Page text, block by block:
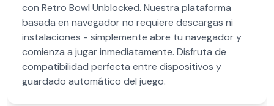
con Retro Bowl Unblocked. Nuestra plataforma
basada en navegador no requiere descargas ni
instalaciones - simplemente abre tu navegador y
comienza a jugar inmediatamente. Disfruta de
compatibilidad perfecta entre dispositivos y
guardado automático del juego.